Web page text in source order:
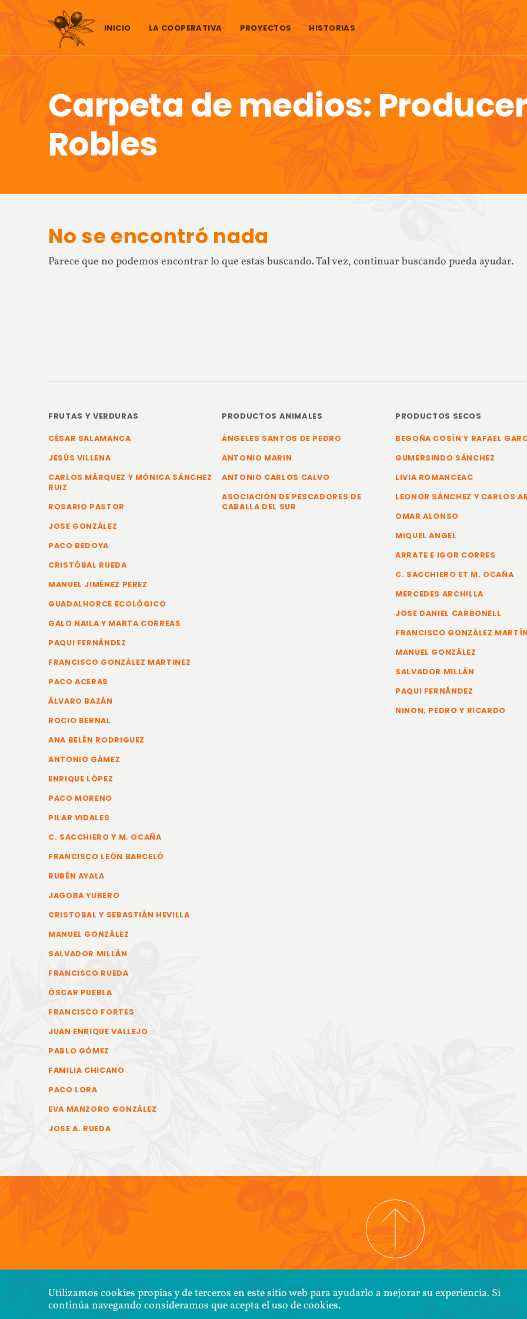
Saltar al contenido
INICIO LA COOPERATIVA PROYECTOS HISTORIAS
Carpeta de medios:
Robles
No se encontró nada
Parece que no podemos encontrar lo que estas buscando. Tal vez, continuar buscando pueda ayudar.
FRUTAS Y VERDURAS
CÉSAR SALAMANCA
JESÚS VILLENA
CARLOS MÁRQUEZ Y MÓNICA SÁNCHEZ
RUIZ
ROSARIO PASTOR
JOSE GONZÁLEZ
PACO BEDOYA
CRISTÓBAL RUEDA
MANUEL JIMÉNEZ PEREZ
GUADALHORCE ECOLÓGICO
GALO NAILA Y MARTA CORREAS
PAQUI FERNÁNDEZ
FRANCISCO GONZÁLEZ MARTINEZ
PACO ACERAS
ÁLVARO BAZÁN
ROCIO BERNAL
ANA BELÉN RODRIGUEZ
ANTONIO GÁMEZ
ENRIQUE LÓPEZ
PACO MORENO
PILAR VIDALES
C. SACCHIERO Y M. OCAÑA
FRANCISCO LEÓN BARCELÓ
RUBÉN AYALA
JAGOBA YUBERO
CRISTOBAL Y SEBASTIÁN HEVILLA
MANUEL GONZÁLEZ
SALVADOR MILLÁN
FRANCISCO RUEDA
ÓSCAR PUEBLA
FRANCISCO FORTES
JUAN ENRIQUE VALLEJO
PABLO GÓMEZ
FAMILIA CHICANO
PACO LORA
EVA MANZORO GONZÁLEZ
JOSE A. RUEDA
PRODUCTOS ANIMALES
ÁNGELES SANTOS DE PEDRO
ANTONIO MARIN
ANTONIO CARLOS CALVO
ASOCIACIÓN DE PESCADORES DE
CABALLA DEL SUR
PRODUCTOS SECOS
BEGOÑA COSÍN Y RAFAEL
GUMERSINDO SÁNCHEZ
LIVIA ROMANCEAC
LEONOR SÁNCHEZ Y CARLOS
OMAR ALONSO
MIQUEL ANGEL
ARRATE E IGOR CORRES
C. SACCHIERO ET M. OCAÑA
MERCEDES ARCHILLA
JOSE DANIEL CARBONELL
FRANCISCO GONZÁLEZ
MANUEL GONZÁLEZ
SALVADOR MILLÁN
PAQUI FERNÁNDEZ
NINON, PEDRO Y RICARDO
Utilizamos cookies propias y de terceros en este sitio web para ayudarlo a mejorar su experiencia. Si
continúa navegando consideramos que acepta el uso de cookies.